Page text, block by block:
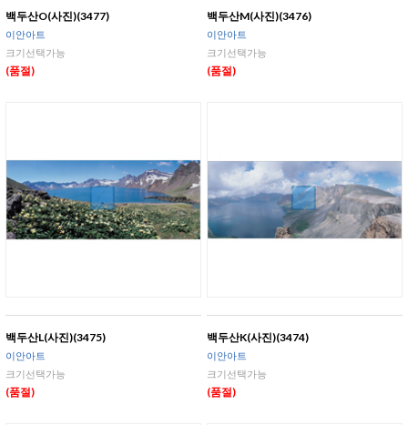
백두산O(사진)(3477)
이안아트
크기선택가능
(품절)
백두산M(사진)(3476)
이안아트
크기선택가능
(품절)
백두산L(사진)(3475)
이안아트
크기선택가능
(품절)
백두산K(사진)(3474)
이안아트
크기선택가능
(품절)